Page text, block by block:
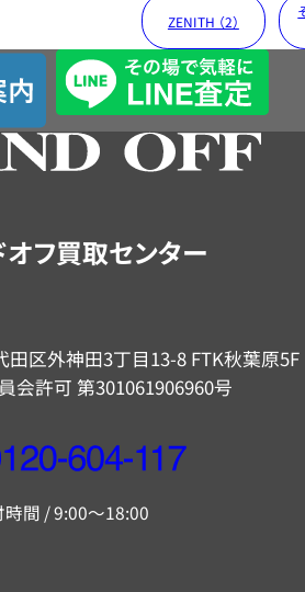
ZENITH （2）
オフ買取センター
田区外神田3丁目13-8 FTK秋葉原5F
会許可 第301061906960号
時間 / 9:00～18:00